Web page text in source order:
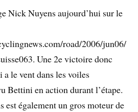
Nick Nuyens aujourd’hui sur le
road/2006/jun06/
Une 2e victoire donc
le vent dans les voiles
Bettini en action durant l’étape.
est également un gros moteur de